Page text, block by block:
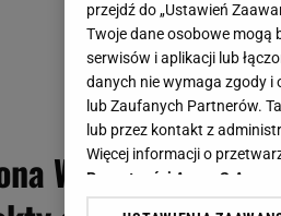
Węgrowska
przejdź do „Ustawień
Twoje dane osobowe mogą
serwisów i aplikacji lub
danych nie wymaga zgody i
lub Zaufanych Partnerów.
lub przez kontakt z
Więcej informacji o
Prywatności Agora S.A.